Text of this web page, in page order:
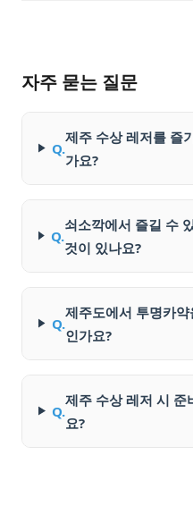
자주 묻는 질문
Q.
제주 수상 레저를 즐
가요?
Q.
쇠소깍에서 즐길 수
것이 있나요?
Q.
제주도에서 투명카
인가요?
Q.
제주 수상 레저 시 준
요?